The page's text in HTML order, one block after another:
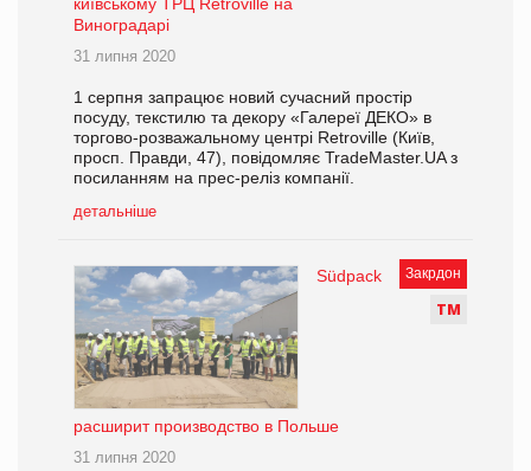
київському ТРЦ Retroville на
Виноградарі
31 липня 2020
1 серпня запрацює новий сучасний простір
посуду, текстилю та декору «Галереї ДЕКО» в
торгово-розважальному центрі Retroville (Київ,
просп. Правди, 47), повідомляє TradeMaster.UA з
посиланням на прес-реліз компанії.
детальніше
Закрдон
ТМ
Südpack
расширит производство в Польше
31 липня 2020